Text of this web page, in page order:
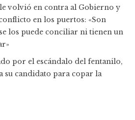
volvió en contra al Gobierno y
en los puertos: «Son
los puede conciliar ni tienen un
por el escándalo del fentanilo,
su candidato para copar la